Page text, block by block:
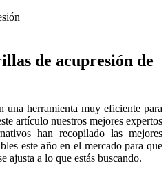
de acupresión de
una herramienta muy eficiente para
artículo nuestros mejores expertos
han recopilado las mejores
este año en el mercado para que
ajusta a lo que estás buscando.